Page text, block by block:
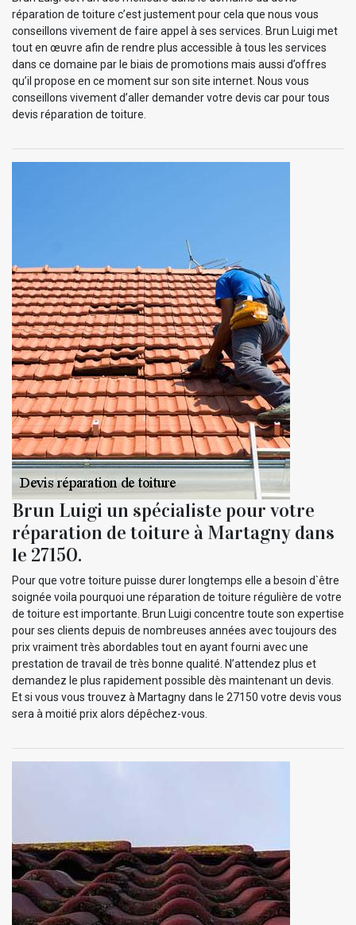
réparation de toiture c’est justement pour cela que nous vous
conseillons vivement de faire appel à ses services. Brun Luigi met
tout en œuvre afin de rendre plus accessible à tous les services
dans ce domaine par le biais de promotions mais aussi d’offres
qu’il propose en ce moment sur son site internet. Nous vous
conseillons vivement d’aller demander votre devis car pour tous
devis réparation de toiture.
Brun Luigi un spécialiste pour votre
réparation de toiture à Martagny dans
le 27150.
Pour que votre toiture puisse durer longtemps elle a besoin d`être
soignée voila pourquoi une réparation de toiture régulière de votre
de toiture est importante. Brun Luigi concentre toute son expertise
pour ses clients depuis de nombreuses années avec toujours des
prix vraiment très abordables tout en ayant fourni avec une
prestation de travail de très bonne qualité. N’attendez plus et
demandez le plus rapidement possible dès maintenant un devis.
Et si vous vous trouvez à Martagny dans le 27150 votre devis vous
sera à moitié prix alors dépêchez-vous.